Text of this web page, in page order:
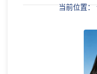
当前位置：